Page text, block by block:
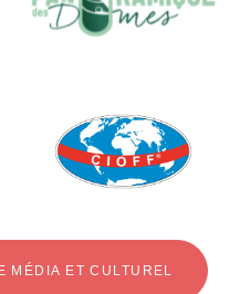
MÉDIA ET CULTUREL